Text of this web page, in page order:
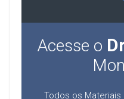
Acesse o
Todos os Materiais